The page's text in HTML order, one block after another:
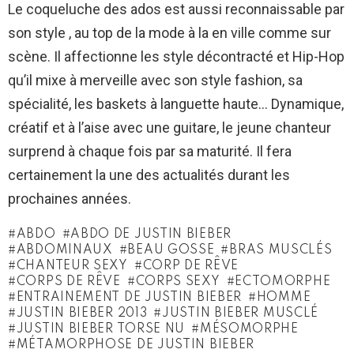
Le coqueluche des ados est aussi reconnaissable par
son style , au top de la mode à la en ville comme sur
scène. Il affectionne les style décontracté et Hip-Hop
qu’il mixe à merveille avec son style fashion, sa
spécialité, les baskets à languette haute… Dynamique,
créatif et à l’aise avec une guitare, le jeune chanteur
surprend à chaque fois par sa maturité. Il fera
certainement la une des actualités durant les
prochaines années.
ABDO
ABDO DE JUSTIN BIEBER
ABDOMINAUX
BEAU GOSSE
BRAS MUSCLÉS
CHANTEUR SEXY
CORP DE RÊVE
CORPS DE RÊVE
CORPS SEXY
ECTOMORPHE
ENTRAINEMENT DE JUSTIN BIEBER
HOMME
JUSTIN BIEBER 2013
JUSTIN BIEBER MUSCLÉ
JUSTIN BIEBER TORSE NU
MÉSOMORPHE
MÉTAMORPHOSE DE JUSTIN BIEBER